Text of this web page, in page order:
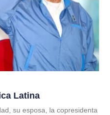
Latina
su esposa, la copresidenta